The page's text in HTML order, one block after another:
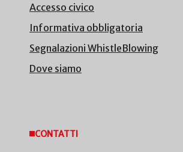
Accesso civico
Informativa obbligatoria
Segnalazioni WhistleBlowing
Dove siamo
CONTATTI